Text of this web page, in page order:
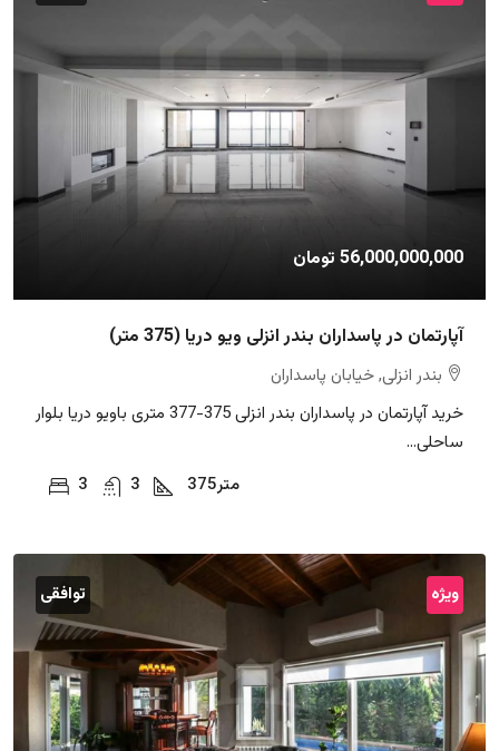
56,000,000,000 تومان
آپارتمان در پاسداران بندر انزلی ویو دریا (375 متر)
بندر انزلی, خیابان پاسداران
خرید آپارتمان در پاسداران بندر انزلی 375-377 متری باویو دریا بلوار
ساحلی...
3
3 375متر
ویژه توافقی